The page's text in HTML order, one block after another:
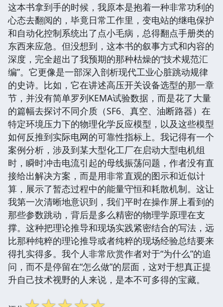
这本书拿到手的时候，我原本是抱着一种非常功利的
心态去翻阅的，毕竟日常工作里，变电站的继电保护
和自动化控制系统出了点小毛病，总得翻点手册类的
东西来应急。但没想到，这本书的叙事方式和内容的
深度，完全超出了我预期的那种枯燥的“技术规范汇
编”。它更像是一部深入剖析现代工业心脏跳动规律
的史诗。比如，它在讲述高压开关设备选型的那一章
节，并没有简单罗列KEMA试验数据，而是花了大量
的篇幅去探讨不同介质（SF6、真空、油断路器）在
特定环境压力下的物理化学反应模型，以及这些模型
如何反推到实际电网的可靠性指标上。我记得有一个
案例分析，涉及到某大型化工厂在启动大型电机组
时，瞬时冲击电流引起的母线振荡问题，作者没有直
接给出解决方案，而是用非常直观的图示和近似计
算，展示了暂态过程中的能量守恒和耗散机制。这让
我第一次清晰地意识到，我们平时在操作屏上看到的
那些参数跳动，背后是多么精密的物理学原理在支
撑。这种把理论推导和现场实践紧密结合的写法，远
比那种纯粹的理论推导或者纯粹的现场经验总结要来
得扎实得多。我个人非常欣赏作者对于“为什么”的追
问，而不是停留在“怎么做”的层面，这对于想真正提
升自己技术视野的人来说，是本不可多得的宝藏。